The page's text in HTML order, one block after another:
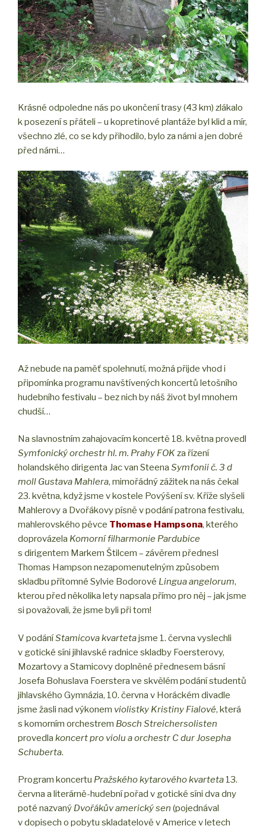
Krásné odpoledne nás po ukončení trasy (43 km) zlákalo
k posezení s přáteli – u kopretinové plantáže byl klid a mír,
všechno zlé, co se kdy přihodilo, bylo za námi a jen dobré
před námi…
Až nebude na paměť spolehnutí, možná přijde vhod i
připomínka programu navštívených koncertů letošního
hudebního festivalu – bez nich by náš život byl mnohem
chudší…
Na slavnostním zahajovacím koncertě 18. května provedl
Symfonický orchestr hl. m. Prahy FOKza řízení
holandského dirigenta Jac van Steena Symfonii č. 3 d
moll Gustava Mahlera, mimořádný zážitek na nás čekal
23. května, když jsme v kostele Povýšení sv. Kříže slyšeli
Mahlerovy a Dvořákovy písně v podání patrona festivalu,
mahlerovského pěvce Thomase Hampsona, kterého
doprovázela Komorní filharmonie Pardubice
s dirigentem Markem Štilcem – závěrem přednesl
Thomas Hampson nezapomenutelným způsobem
skladbu přítomné Sylvie Bodorové Lingua angelorum,
kterou před několika lety napsala přímo pro něj – jak jsme
si považovali, že jsme byli při tom!
V podáníStamicova kvartetajsme 1. června vyslechli
v gotické síni jihlavské radnice skladby Foersterovy,
Mozartovy a Stamicovy doplněné přednesem básní
Josefa Bohuslava Foerstera ve skvělém podání studentů
jihlavského Gymnázia, 10. června v Horáckém divadle
jsme žasli nad výkonem violistky Kristiny Fialové, která
s komorním orchestrem Bosch Streichersolisten
provedla koncert pro violu a orchestr C dur Josepha
Schuberta.
Program koncertu Pražského kytarového kvarteta 13.
června a literárně-hudební pořad v gotické síni dva dny
poté nazvaný Dvořákův americký sen (pojednával
v dopisech o pobytu skladatelově v Americe v letech